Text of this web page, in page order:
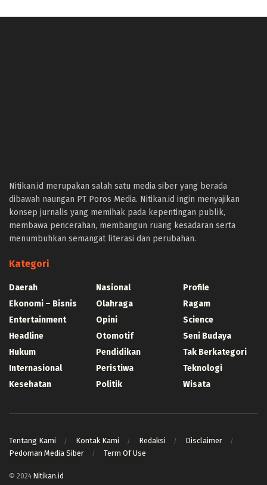
https://krakatauniaga.co.id/run/
https://bossfood.co.id/wp-content/pound/
https://befood.id/run/?id=nanastoto
slot138
slot138
sultan69
joker123
slot mahjong
demo mahjong
slot bet 200
slot gacor
https://consumerstore.siccura.com/
https://blog.sparkresto.com/
sultan188
https://dewa138.xyz/
https://dhumanotmp.xoc.uam.mx/
https://programainfancia.xoc.uam.mx/
https://techno.ru.ac.th/en/contact/
Nitikan.id merupakan salah satu media siber yang berada
dibawah naungan PT Poros Media. Nitikan.id ingin menyajikan
konsep jurnalis yang memihak pada kepentingan publik,
membawa pencerahan, membangun ruang kesadaran serta
menumbuhkan semangat literasi dan perubahan.
Kategori
Daerah
Ekonomi – Bisnis
Entertainment
Headline
Hukum
Internasional
Kesehatan
Nasional
Olahraga
Opini
Otomotif
Pendidikan
Peristiwa
Politik
Profile
Ragam
Science
Seni Budaya
Tak Berkategori
Teknologi
Wisata
Tentang Kami Kontak Kami Redaksi
Disclaimer
Pedoman Media Siber
Term Of Use
© 2024 Nitikan.id